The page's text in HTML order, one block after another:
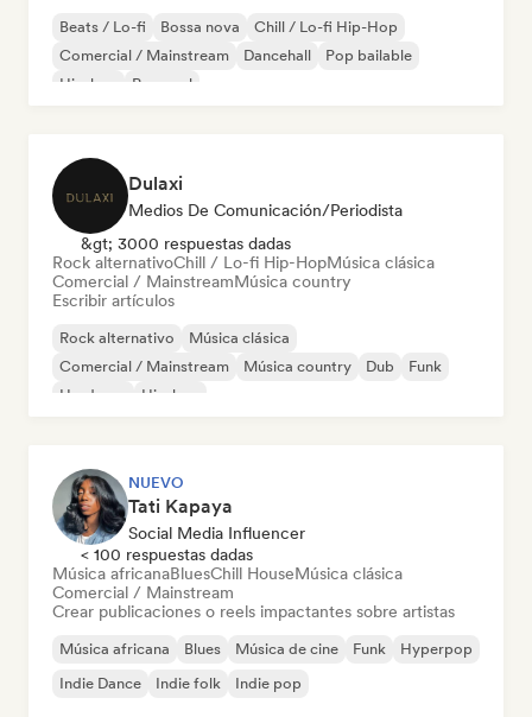
Beats / Lo-fi Bossa nova
Chill / Lo-fi Hip-Hop
Comercial / Mainstream
Dancehall
Pop bailable
Hip-hop
Pop soul
Dulaxi
Medios De Comunicación/Periodista
&gt; 3000 respuestas dadas
Rock alternativoChill / Lo-fi Hip-HopMúsica clásica
Comercial / MainstreamMúsica country
Escribir artículos
Rock alternativo
Música clásica
Comercial / Mainstream
Música country Dub
Funk
Hardcore
Hip-hop
NUEVO
Tati Kapaya
Social Media Influencer
< 100 respuestas dadas
Música africanaBluesChill HouseMúsica clásica
Comercial / Mainstream
Crear publicaciones o reels impactantes sobre artistas
Música africana Blues Música de cine Funk
Hyperpop
Indie Dance
Indie folk Indie pop